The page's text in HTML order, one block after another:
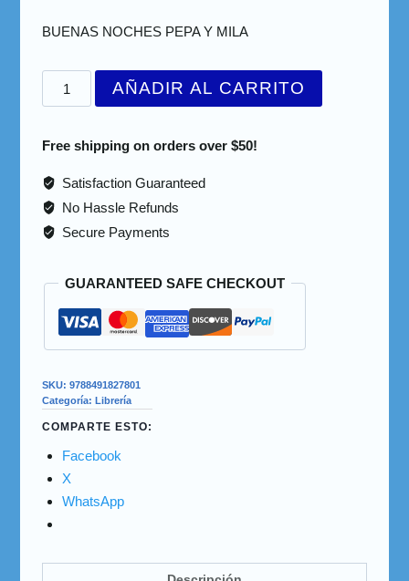
BUENAS NOCHES PEPA Y MILA
AÑADIR AL CARRITO
Free shipping on orders over $50!
Satisfaction Guaranteed
No Hassle Refunds
Secure Payments
GUARANTEED SAFE CHECKOUT
SKU: 9788491827801
Categoría: Librería
COMPARTE ESTO:
Facebook
X
WhatsApp